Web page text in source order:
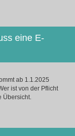
eine E-
ab 1.1.2025
ist von der Pflicht
Übersicht.